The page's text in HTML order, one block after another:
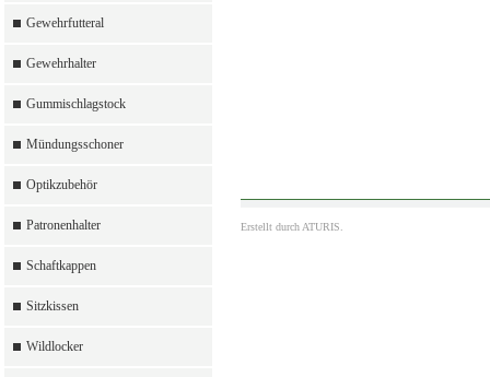
Gewehrfutteral
Gewehrhalter
Gummischlagstock
Mündungsschoner
Optikzubehör
Patronenhalter
Schaftkappen
Sitzkissen
Wildlocker
Erstellt durch ATURIS.